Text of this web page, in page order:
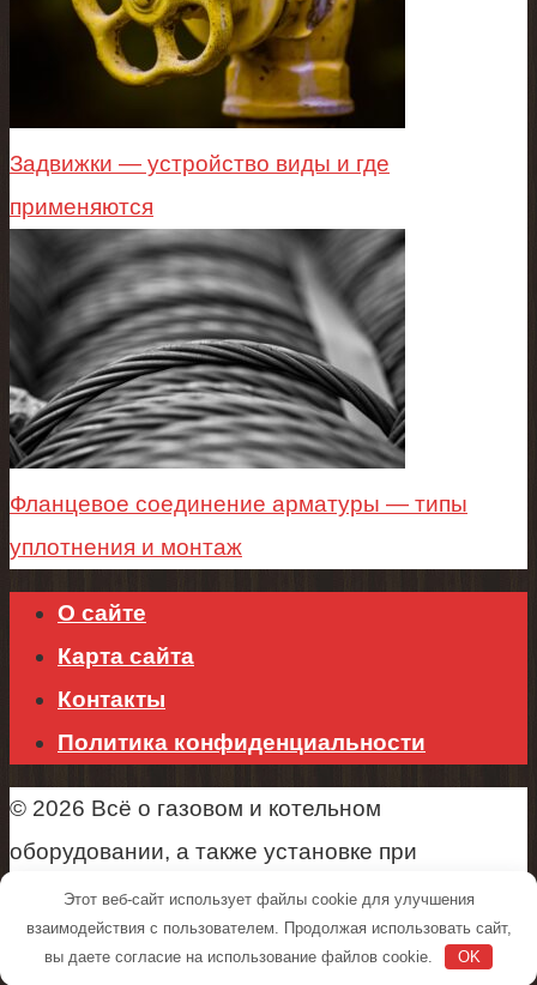
Задвижки — устройство виды и где
применяются
Фланцевое соединение арматуры — типы
уплотнения и монтаж
О сайте
Карта сайта
Контакты
Политика конфиденциальности
© 2026 Всё о газовом и котельном
оборудовании, а также установке при
строительстве.
Этот веб-сайт использует файлы cookie для улучшения
взаимодействия с пользователем. Продолжая использовать сайт,
вы даете согласие на использование файлов cookie.
OK